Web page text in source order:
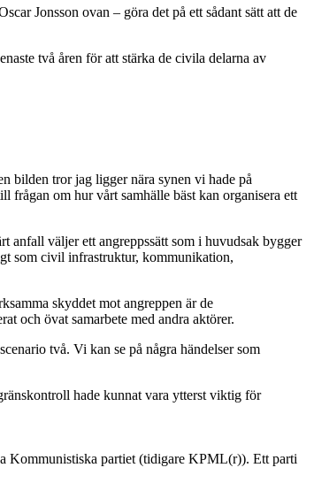
Jonsson ovan – göra det på ett sådant sätt att de
två åren för att stärka de civila delarna av
bilden tror jag ligger nära synen vi hade på
om hur vårt samhälle bäst kan organisera ett
anfall väljer ett angreppssätt som i huvudsak bygger
som civil infrastruktur, kommunikation,
skyddet mot angreppen är de
och övat samarbete med andra aktörer.
två. Vi kan se på några händelser som
hade kunnat vara ytterst viktig för
Kommunistiska partiet (tidigare KPML(r)). Ett parti